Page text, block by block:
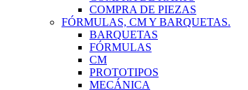
COMPRA DE PIEZAS
FÓRMULAS, CM Y BARQUETAS.
BARQUETAS
FÓRMULAS
CM
PROTOTIPOS
MECÁNICA